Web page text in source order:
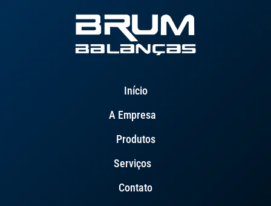
Início
A Empresa
Produtos
Serviços
Contato